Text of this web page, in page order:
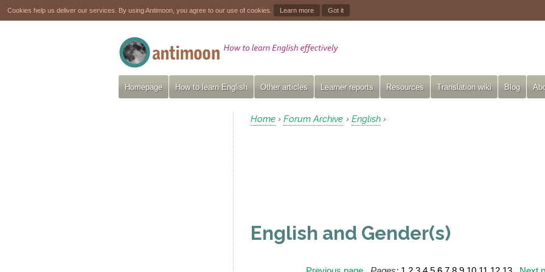
Cookies help us deliver our services. By using Antimoon, you agree to our use of cookies. Learn more Got it
Homepage How to learn English Other articles Learner reports Resources Translation wiki Blog
Home › Forum Archive › English ›
English and Gender(s)